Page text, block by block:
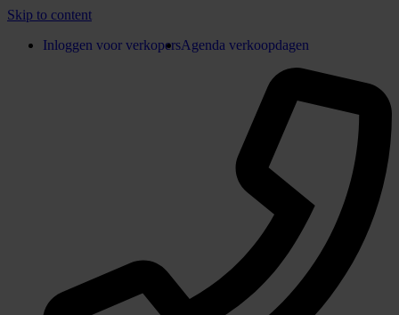
Skip to content
Inloggen voor verkopersAgenda verkoopdagen